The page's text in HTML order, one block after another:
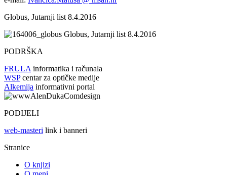
Globus, Jutarnji list 8.4.2016
Globus, Jutarnji list 8.4.2016
PODRŠKA
FRULA informatika i računala
WSPcentar za optičke medije
Alkemija informativni portal
PODIJELI
web-masteri link i banneri
Stranice
O knjizi